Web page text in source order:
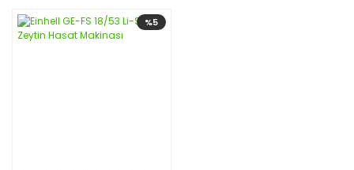
%5